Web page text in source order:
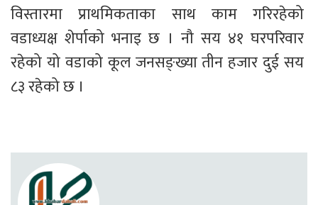
विस्तारमा प्राथमिकताका साथ काम गरिरहेको
वडाध्यक्ष शेर्पाको भनाइ छ । नौ सय ४१ घरपरिवार
रहेको यो वडाको कूल जनसङ्ख्या तीन हजार दुई सय
८३ रहेको छ ।